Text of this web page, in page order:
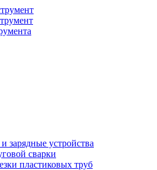
зарядные устройства
сварки
пластиковых труб